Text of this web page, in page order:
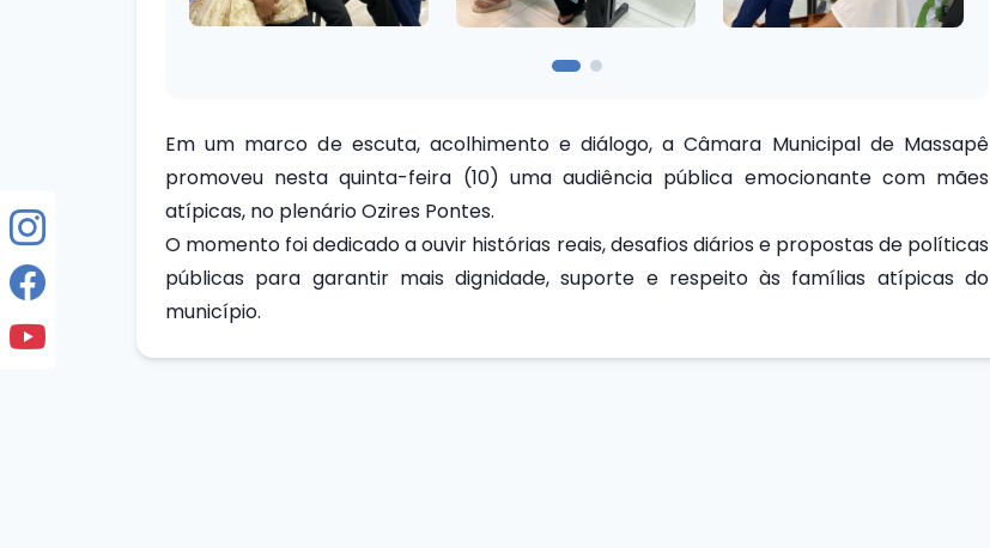
Em um marco de escuta, acolhimento e diálogo, a Câmara Municipal de Massapê
promoveu nesta quinta-feira (10) uma audiência pública emocionante com mães
atípicas, no plenário Ozires Pontes.
O momento foi dedicado a ouvir histórias reais, desafios diários e propostas de políticas
públicas para garantir mais dignidade, suporte e respeito às famílias atípicas do
município.